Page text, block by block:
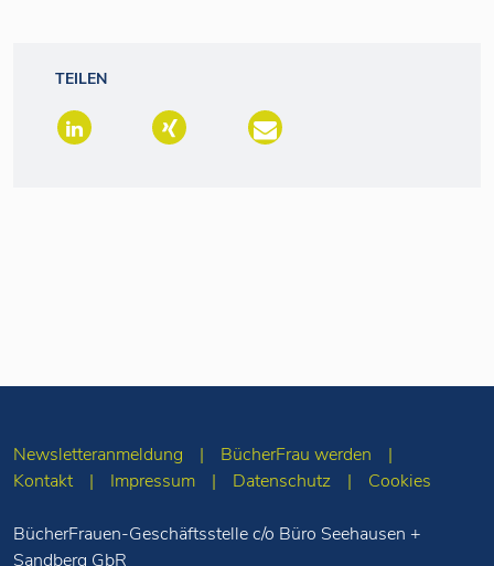
TEILEN
Newsletteranmeldung
BücherFrau werden
Kontakt
Impressum Datenschutz Cookies
BücherFrauen-Geschäftsstelle c/o Büro Seehausen +
Sandberg GbR